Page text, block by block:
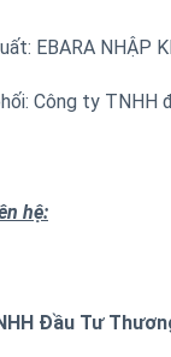
EBARA NHẬP
Công ty
hệ:
Đầu Tư